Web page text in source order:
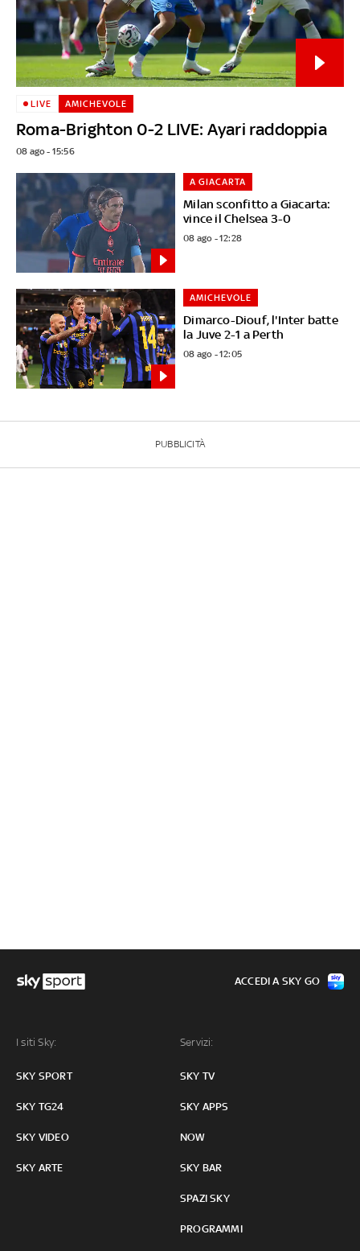
Roma-Brighton 0-2 LIVE: Ayari raddoppia
LIVE AMICHEVOLE
08 ago - 15:56
Milan sconfitto a Giacarta:
vince il Chelsea 3-0
A GIACARTA
08 ago - 12:28
Dimarco-Diouf, l'Inter batte
la Juve 2-1 a Perth
AMICHEVOLE
08 ago - 12:05
PUBBLICITÀ
I siti Sky:
SKY SPORT
SKY TG24
SKY VIDEO
SKY ARTE
Servizi:
SKY TV
SKY APPS
NOW
SKY BAR
SPAZI SKY
PROGRAMMI
ACCEDI A SKY GO